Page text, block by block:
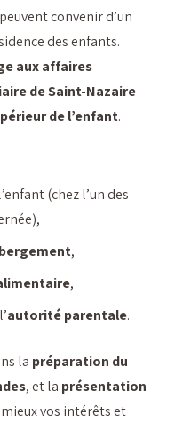
convenir d’un
des enfants.
aux affaires
de Saint-Nazaire
de l’enfant.
(chez l’un des
,
,
autorité parentale.
la préparation du
, et la présentation
vos intérêts et